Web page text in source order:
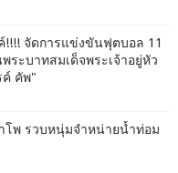
!!!! จัดการแข่งขันฟุตบอล 11
ระบาทสมเด็จพระเจ้าอยู่หัว
ค์ คัพ"
โพ รวบหนุ่มจำหน่ายน้ำท่อม